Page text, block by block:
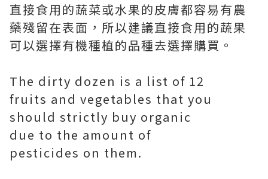
直接食用的蔬菜或水果的皮膚都容易有農
藥殘留在表面，所以建議直接食用的蔬果
可以選擇有機種植的品種去選擇購買。
The dirty dozen is a list of 12
fruits and vegetables that you
should strictly buy organic
due to the amount of
pesticides on them.